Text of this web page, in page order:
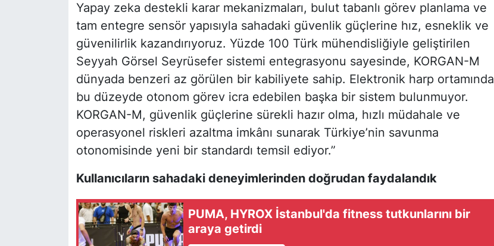
Yapay zeka destekli karar mekanizmaları, bulut tabanlı görev planlama ve
tam entegre sensör yapısıyla sahadaki güvenlik güçlerine hız, esneklik ve
güvenilirlik kazandırıyoruz. Yüzde 100 Türk mühendisliğiyle geliştirilen
Seyyah Görsel Seyrüsefer sistemi entegrasyonu sayesinde, KORGAN-M
dünyada benzeri az görülen bir kabiliyete sahip. Elektronik harp ortamında
bu düzeyde otonom görev icra edebilen başka bir sistem bulunmuyor.
KORGAN-M, güvenlik güçlerine sürekli hazır olma, hızlı müdahale ve
operasyonel riskleri azaltma imkânı sunarak Türkiye’nin savunma
otonomisinde yeni bir standardı temsil ediyor.”
Kullanıcıların sahadaki deneyimlerinden doğrudan faydalandık
PUMA, HYROX İstanbul'da fitness tutkunlarını bir
araya getirdi